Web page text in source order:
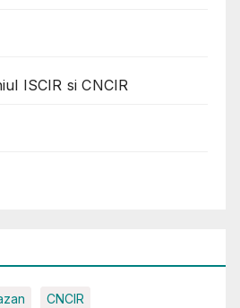
ISCIR si CNCIR
CNCIR